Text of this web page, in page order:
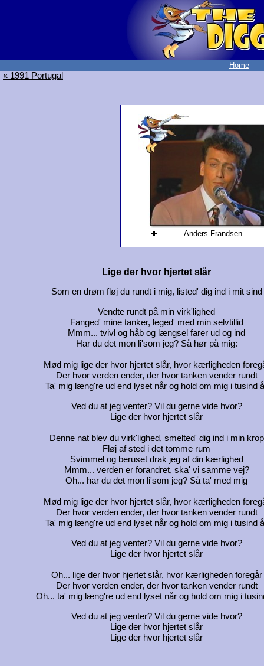
Home
« 1991 Portugal
Anders Frandsen
Lige der hvor hjertet slår
Som en drøm fløj du rundt i mig, listed' dig ind i mit sind
Vendte rundt på min virk'lighed
Fanged' mine tanker, leged' med min selvtillid
Mmm... tvivl og håb og længsel farer ud og ind
Har du det mon li'som jeg? Så hør på mig:
Mød mig lige der hvor hjertet slår, hvor kærligheden
Der hvor verden ender, der hvor tanken vender rundt
Ta' mig læng're ud end lyset når og hold om mig i tusind
Ved du at jeg venter? Vil du gerne vide hvor?
Lige der hvor hjertet slår
Denne nat blev du virk'lighed, smelted' dig ind i min krop
Fløj af sted i det tomme rum
Svimmel og beruset drak jeg af din kærlighed
Mmm... verden er forandret, ska' vi samme vej?
Oh... har du det mon li'som jeg? Så ta' med mig
Mød mig lige der hvor hjertet slår, hvor kærligheden
Der hvor verden ender, der hvor tanken vender rundt
Ta' mig læng're ud end lyset når og hold om mig i tusind
Ved du at jeg venter? Vil du gerne vide hvor?
Lige der hvor hjertet slår
Oh... lige der hvor hjertet slår, hvor kærligheden foregår
Der hvor verden ender, der hvor tanken vender rundt
Oh... ta' mig læng're ud end lyset når og hold om mig i
Ved du at jeg venter? Vil du gerne vide hvor?
Lige der hvor hjertet slår
Lige der hvor hjertet slår